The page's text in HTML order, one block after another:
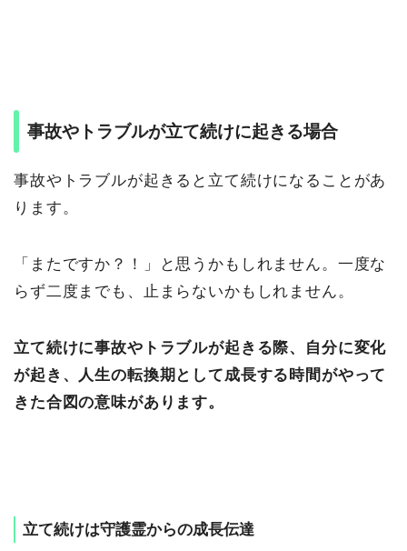
事故やトラブルが立て続けに起きる場合
事故やトラブルが起きると立て続けになることがあ
ります。
「またですか？！」と思うかもしれません。一度な
らず二度までも、止まらないかもしれません。
立て続けに事故やトラブルが起きる際、自分に変化
が起き、人生の転換期として成長する時間がやって
きた合図の意味があります。
立て続けは守護霊からの成長伝達